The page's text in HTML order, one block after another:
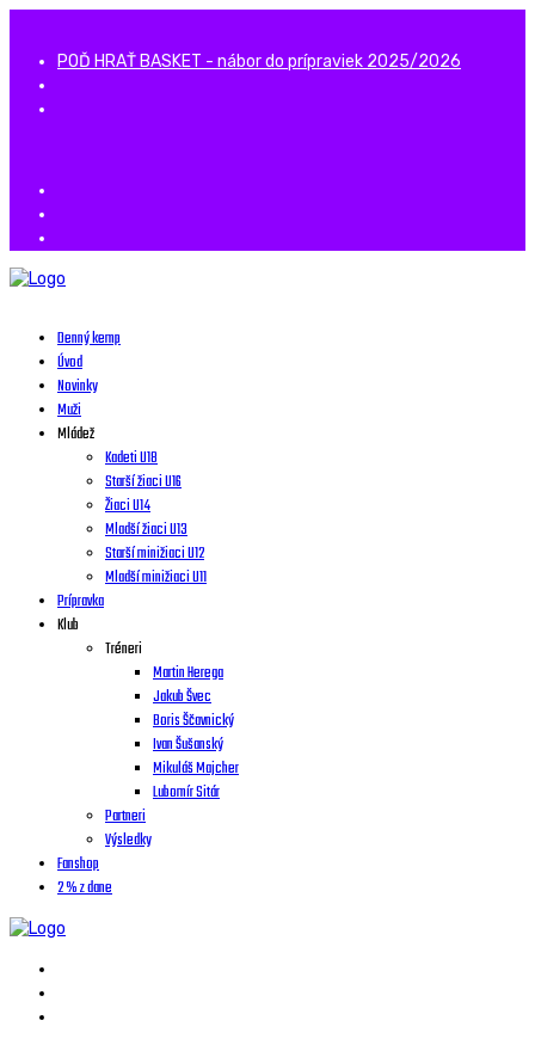
POĎ HRAŤ BASKET - nábor do prípraviek 2025/2026
Denný kemp
Úvod
Novinky
Muži
Mládež
Kadeti U18
Starší žiaci U16
Žiaci U14
Mladší žiaci U13
Starší minižiaci U12
Mladší minižiaci U11
Prípravka
Klub
Tréneri
Martin Herega
Jakub Švec
Boris Ščavnický
Ivan Šušanský
Mikuláš Majcher
Lubomír Sitár
Partneri
Výsledky
Fanshop
2 % z dane